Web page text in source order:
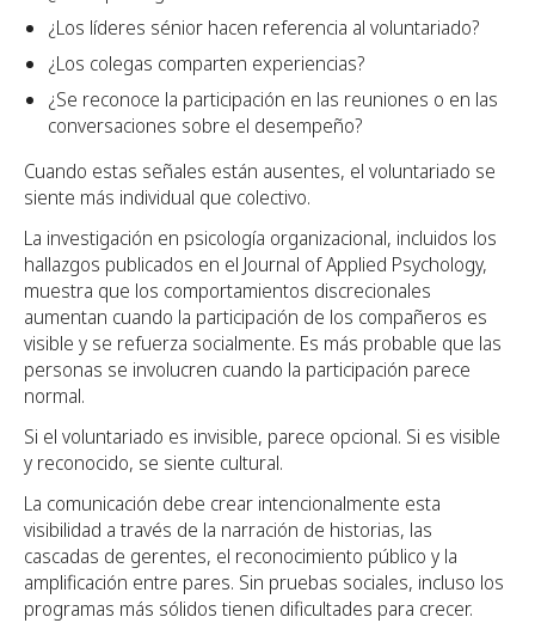
¿Los líderes sénior hacen referencia al voluntariado?
¿Los colegas comparten experiencias?
¿Se reconoce la participación en las reuniones o en las
conversaciones sobre el desempeño?
Cuando estas señales están ausentes, el voluntariado se
siente más individual que colectivo.
La investigación en psicología organizacional, incluidos los
hallazgos publicados en el Journal of Applied Psychology,
muestra que los comportamientos discrecionales
aumentan cuando la participación de los compañeros es
visible y se refuerza socialmente. Es más probable que las
personas se involucren cuando la participación parece
normal.
Si el voluntariado es invisible, parece opcional. Si es visible
y reconocido, se siente cultural.
La comunicación debe crear intencionalmente esta
visibilidad a través de la narración de historias, las
cascadas de gerentes, el reconocimiento público y la
amplificación entre pares. Sin pruebas sociales, incluso los
programas más sólidos tienen dificultades para crecer.